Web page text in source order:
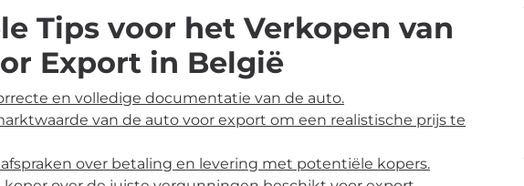
Tips voor het Verkopen van
Export in België
en volledige documentatie van de auto.
van de auto voor export om een realistische prijs te
over betaling en levering met potentiële kopers.